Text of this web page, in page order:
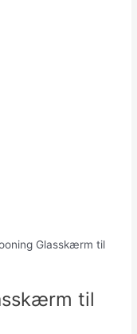
Glasskærm til
til